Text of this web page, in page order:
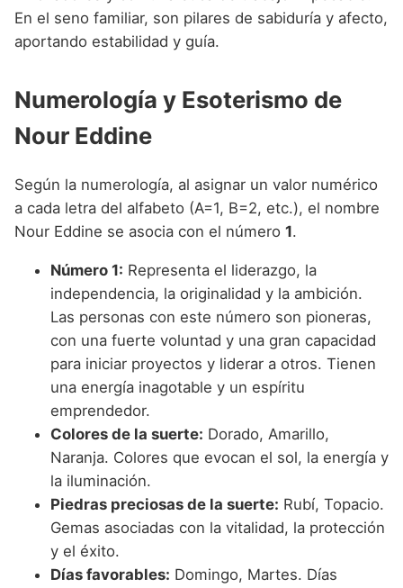
En el seno familiar, son pilares de sabiduría y afecto,
aportando estabilidad y guía.
Numerología y Esoterismo de
Nour Eddine
Según la numerología, al asignar un valor numérico
a cada letra del alfabeto (A=1, B=2, etc.), el nombre
Nour Eddine se asocia con el número 1.
Número 1: Representa el liderazgo, la
independencia, la originalidad y la ambición.
Las personas con este número son pioneras,
con una fuerte voluntad y una gran capacidad
para iniciar proyectos y liderar a otros. Tienen
una energía inagotable y un espíritu
emprendedor.
Colores de la suerte: Dorado, Amarillo,
Naranja. Colores que evocan el sol, la energía y
la iluminación.
Piedras preciosas de la suerte: Rubí, Topacio.
Gemas asociadas con la vitalidad, la protección
y el éxito.
Días favorables: Domingo, Martes. Días